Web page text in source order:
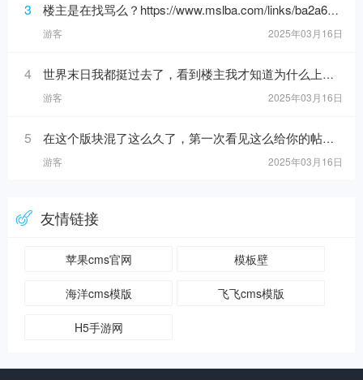
3 楼主是在找骂么？https://www.mslba.com/links/ba2a6192088e25bf881b.html
游客 2025年03月16日
4 世界末日我都挺过去了，看到楼主我才知道为什么上帝留我到现在！https://www.mslba.com/links/eec9a0c20149ccd68621.h
游客 2025年03月16日
5 在这个版块混了这么久了，第一次看见这么给你的帖子！https://www.mslba.com/links/5716dc8b40da881ab332.html
游客 2025年03月16日
友情链接
苹果cms官网 模板壁
海洋cms模版 飞飞cms模版
H5手游网